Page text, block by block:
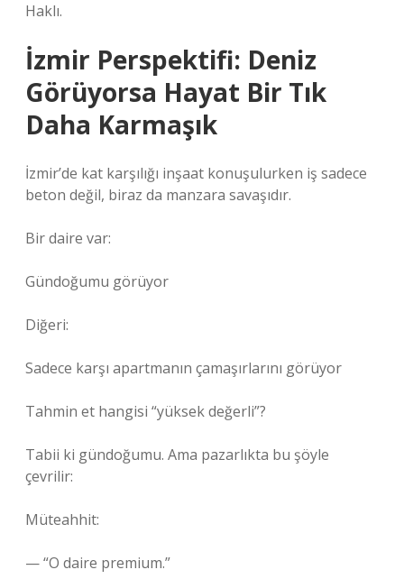
Haklı.
İzmir Perspektifi: Deniz
Görüyorsa Hayat Bir Tık
Daha Karmaşık
İzmir’de kat karşılığı inşaat konuşulurken iş sadece
beton değil, biraz da manzara savaşıdır.
Bir daire var:
Gündoğumu görüyor
Diğeri:
Sadece karşı apartmanın çamaşırlarını görüyor
Tahmin et hangisi “yüksek değerli”?
Tabii ki gündoğumu. Ama pazarlıkta bu şöyle
çevrilir:
Müteahhit:
— “O daire premium.”